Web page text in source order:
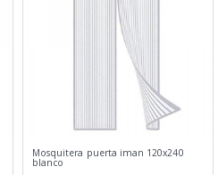
Mosquitera puerta iman 120x240
blanco